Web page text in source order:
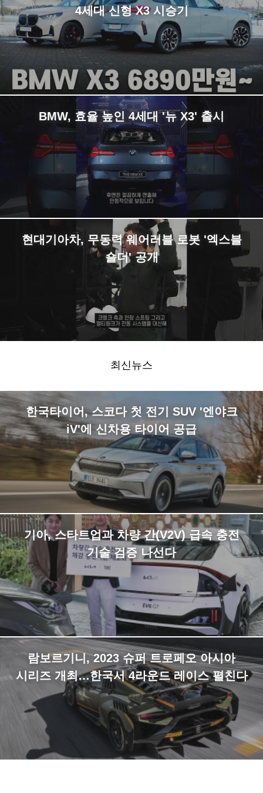
4세대 신형 X3 시승기
BMW, 효율 높인 4세대 '뉴 X3' 출시
현대기아차, 무동력 웨어러블 로봇 '엑스블
숄더' 공개
최신뉴스
한국타이어, 스코다 첫 전기 SUV '엔야크
iV'에 신차용 타이어 공급
기아, 스타트업과 차량 간(V2V) 급속 충전
기술 검증 나선다
람보르기니, 2023 슈퍼 트로페오 아시아
시리즈 개최…한국서 4라운드 레이스 펼친다